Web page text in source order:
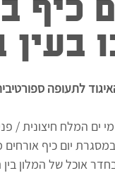
כיף
בעין
לתעופה
ים המלח חיצונית /
יום כיף
של המלון בין השעות